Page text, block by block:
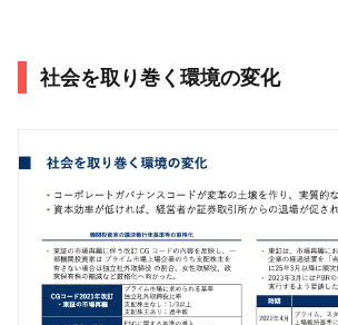
社会を取り巻く環境の変化